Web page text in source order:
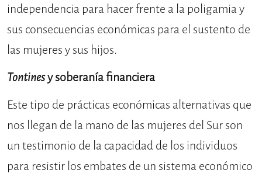
independencia para hacer frente a la poligamia y
sus consecuencias económicas para el sustento de
las mujeres y sus hijos.
Tontinesy soberanía financiera
Este tipo de prácticas económicas alternativas que
nos llegan de la mano de las mujeres del Sur son
un testimonio de la capacidad de los individuos
para resistir los embates de un sistema económico